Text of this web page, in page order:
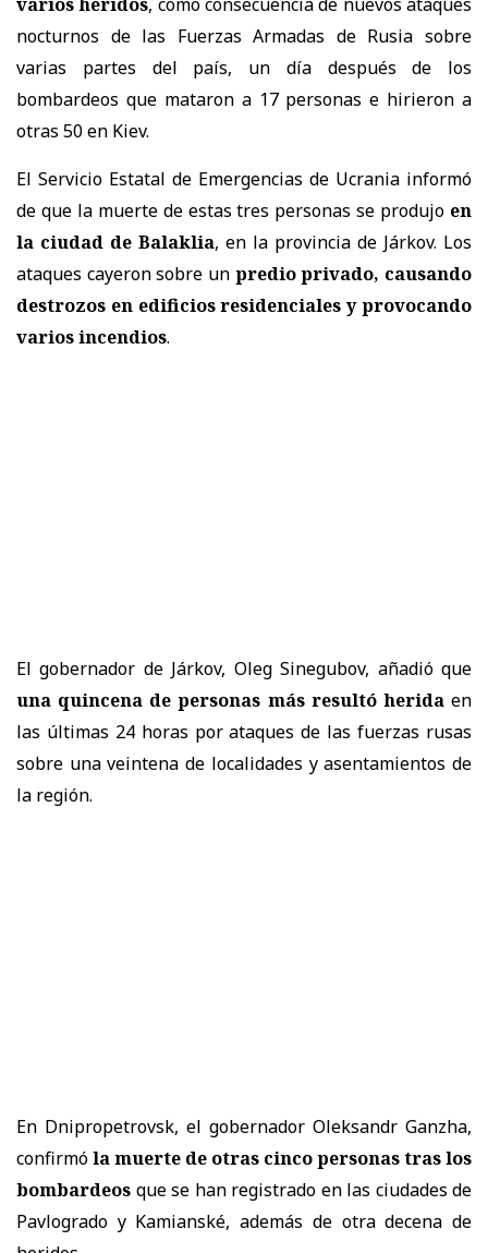
nocturnos de las Fuerzas Armadas de Rusia sobre
varias partes del país, un día después de los
bombardeos que mataron a 17 personas e hirieron a
otras 50 en Kiev.
El Servicio Estatal de Emergencias de Ucrania informó
de que la muerte de estas tres personas se produjo en
la ciudad de Balaklia, en la provincia de Járkov. Los
ataques cayeron sobre un predio privado, causando
destrozos en edificios residenciales y provocando
varios incendios.
El gobernador de Járkov, Oleg Sinegubov, añadió que
una quincena de personas más resultó heridaen
las últimas 24 horas por ataques de las fuerzas rusas
sobre una veintena de localidades y asentamientos de
la región.
En Dnipropetrovsk, el gobernador Oleksandr Ganzha,
confirmóla muerte de otras cinco personas tras los
bombardeos que se han registrado en las ciudades de
Pavlogrado y Kamianské, además de otra decena de